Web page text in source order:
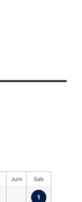
Jum Sab
1